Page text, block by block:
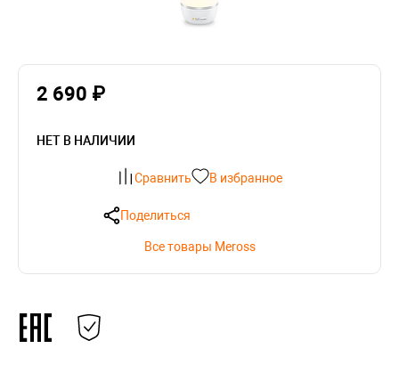
2 690 ₽
НЕТ В НАЛИЧИИ
Сравнить В избранное
Поделиться
Все товары Meross